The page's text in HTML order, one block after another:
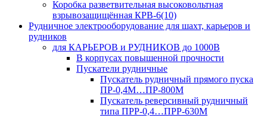
Коробка разветвительная высоковольтная
взрывозащищённая КРВ-6(10)
Рудничное электрооборудование для шахт, карьеров и
рудников
для КАРЬЕРОВ и РУДНИКОВ до 1000В
В корпусах повышенной прочности
Пускатели рудничные
Пускатель рудничный прямого пуска
ПР-0,4М…ПР-800М
Пускатель реверсивный рудничный
типа ПРР-0,4…ПРР-630М